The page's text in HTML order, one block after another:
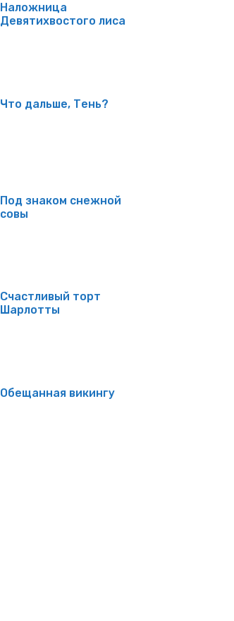
Наложница
Девятихвостого лиса
Что дальше, Тень?
Под знаком снежной
совы
Счастливый торт
Шарлотты
Обещанная викингу